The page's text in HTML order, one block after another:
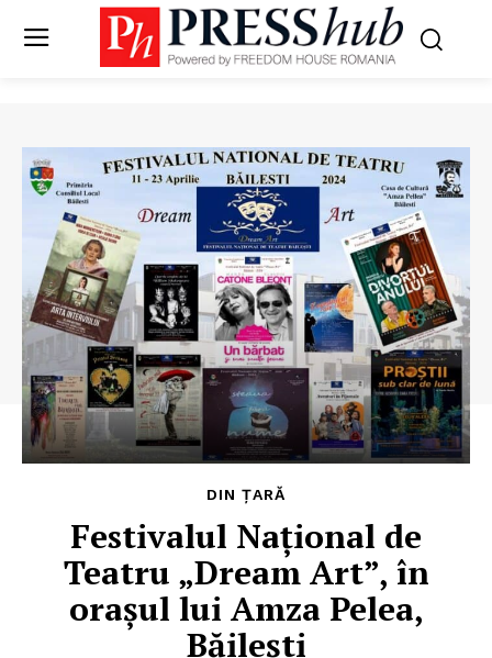
DIN ȚARĂ
Festivalul Național de
Teatru „Dream Art”, în
orașul lui Amza Pelea,
Băilești